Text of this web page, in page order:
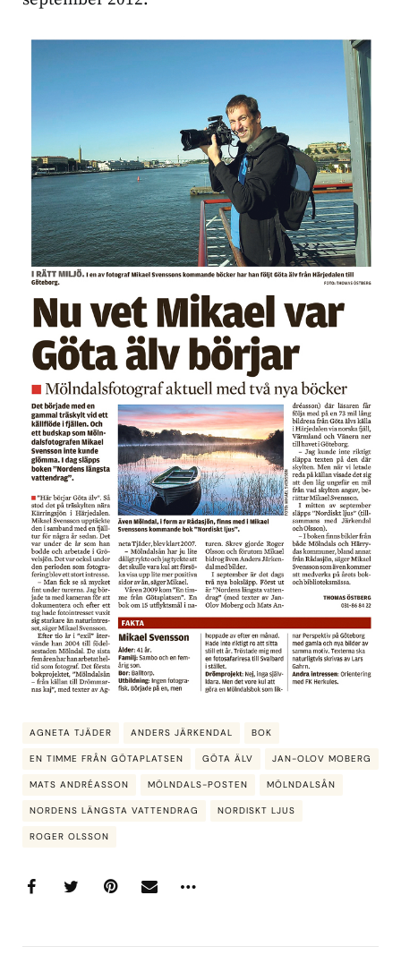
AGNETA TJÄDER ANDERS JÄRKENDAL BOK
EN TIMME FRÅN GÖTAPLATSEN GÖTA ÄLV JAN-OLOV MOBERG
MATS ANDRÉASSON MÖLNDALS-POSTEN MÖLNDALSÅN
NORDENS LÄNGSTA VATTENDRAG NORDISKT LJUS
ROGER OLSSON